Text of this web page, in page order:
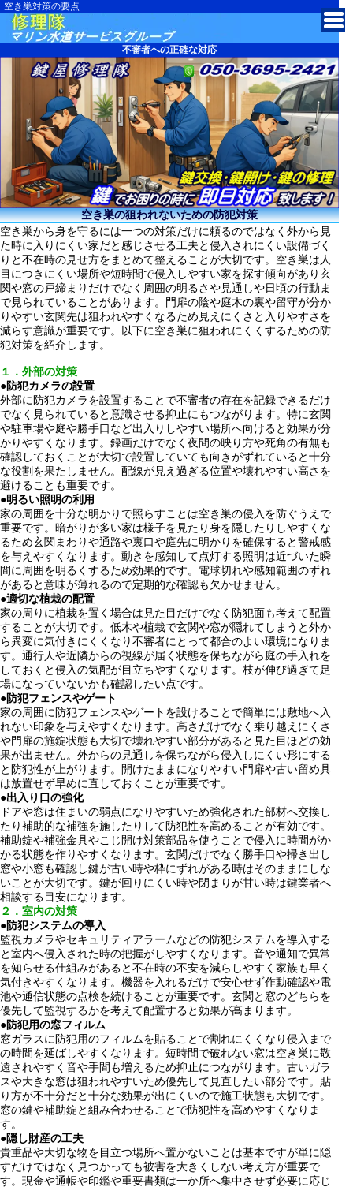
空き巣対策の要点
横浜市でカギ開け修
不審者への正確な対応
空き巣の狙われないための防犯対策
空き巣から身を守るには一つの対策だけに頼るのではなく外から見
た時に入りにくい家だと感じさせる工夫と侵入されにくい設備づく
りと不在時の見せ方をまとめて整えることが大切です。空き巣は人
目につきにくい場所や短時間で侵入しやすい家を探す傾向があり玄
関や窓の戸締まりだけでなく周囲の明るさや見通しや日頃の行動ま
で見られていることがあります。門扉の陰や庭木の裏や留守が分か
りやすい玄関先は狙われやすくなるため見えにくさと入りやすさを
減らす意識が重要です。以下に空き巣に狙われにくくするための防
犯対策を紹介します。
１．外部の対策
●防犯カメラの設置
外部に防犯カメラを設置することで不審者の存在を記録できるだけ
でなく見られていると意識させる抑止にもつながります。特に玄関
や駐車場や庭や勝手口など出入りしやすい場所へ向けると効果が分
かりやすくなります。録画だけでなく夜間の映り方や死角の有無も
確認しておくことが大切で設置していても向きがずれていると十分
な役割を果たしません。配線が見え過ぎる位置や壊れやすい高さを
避けることも重要です。
●明るい照明の利用
家の周囲を十分な明かりで照らすことは空き巣の侵入を防ぐうえで
重要です。暗がりが多い家は様子を見たり身を隠したりしやすくな
るため玄関まわりや通路や裏口や庭先に明かりを確保すると警戒感
を与えやすくなります。動きを感知して点灯する照明は近づいた瞬
間に周囲を明るくするため効果的です。電球切れや感知範囲のずれ
があると意味が薄れるので定期的な確認も欠かせません。
●適切な植栽の配置
家の周りに植栽を置く場合は見た目だけでなく防犯面も考えて配置
することが大切です。低木や植栽で玄関や窓が隠れてしまうと外か
ら異変に気付きにくくなり不審者にとって都合のよい環境になりま
す。通行人や近隣からの視線が届く状態を保ちながら庭の手入れを
しておくと侵入の気配が目立ちやすくなります。枝が伸び過ぎて足
場になっていないかも確認したい点です。
●防犯フェンスやゲート
家の周囲に防犯フェンスやゲートを設けることで簡単には敷地へ入
れない印象を与えやすくなります。高さだけでなく乗り越えにくさ
や門扉の施錠状態も大切で壊れやすい部分があると見た目ほどの効
果が出ません。外からの見通しを保ちながら侵入しにくい形にする
と防犯性が上がります。開けたままになりやすい門扉や古い留め具
は放置せず早めに直しておくことが重要です。
●出入り口の強化
ドアや窓は住まいの弱点になりやすいため強化された部材へ交換し
たり補助的な補強を施したりして防犯性を高めることが有効です。
補助錠や補強金具やこじ開け対策部品を使うことで侵入に時間がか
かる状態を作りやすくなります。玄関だけでなく勝手口や掃き出し
窓や小窓も確認し鍵が古い時や枠にずれがある時はそのままにしな
いことが大切です。鍵が回りにくい時や閉まりが甘い時は鍵業者へ
相談する目安になります。
２．室内の対策
●防犯システムの導入
監視カメラやセキュリティアラームなどの防犯システムを導入する
と室内へ侵入された時の把握がしやすくなります。音や通知で異常
を知らせる仕組みがあると不在時の不安を減らしやすく家族も早く
気付きやすくなります。機器を入れるだけで安心せず作動確認や電
池や通信状態の点検を続けることが重要です。玄関と窓のどちらを
優先して監視するかを考えて配置すると効果が高まります。
●防犯用の窓フィルム
窓ガラスに防犯用のフィルムを貼ることで割れにくくなり侵入まで
の時間を延ばしやすくなります。短時間で破れない窓は空き巣に敬
遠されやすく音や手間も増えるため抑止につながります。古いガラ
スや大きな窓は狙われやすいため優先して見直したい部分です。貼
り方が不十分だと十分な効果が出にくいので施工状態も大切です。
窓の鍵や補助錠と組み合わせることで防犯性を高めやすくなりま
す。
●隠し財産の工夫
貴重品や大切な物を目立つ場所へ置かないことは基本ですが単に隠
すだけではなく見つかっても被害を大きくしない考え方が重要で
す。現金や通帳や印鑑や重要書類は一か所へ集中させず必要に応じ